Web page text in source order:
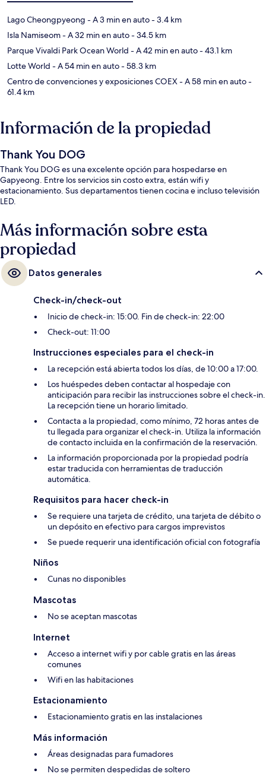
Lago Cheongpyeong - A 3 min en auto- 3.4 km
Isla Namiseom- A 32 min en auto- 34.5 km
Parque Vivaldi Park Ocean World - A 42 min en auto- 43.1 km
Lotte World - A 54 min en auto- 58.3 km
Centro de convenciones y exposiciones COEX- A 58 min en auto-
61.4 km
Información de la propiedad
Thank You DOG
Thank You DOG es una excelente opción para hospedarse en
Gapyeong. Entre los servicios sin costo extra, están wifi y
estacionamiento. Sus departamentos tienen cocina e incluso televisión
LED.
Más información sobre esta
propiedad
Datos generales
Check-in/check-out
Inicio de check-in: 15:00. Fin de check-in: 22:00
Check-out: 11:00
Instrucciones especiales para el check-in
La recepción está abierta todos los días, de 10:00 a 17:00.
Los huéspedes deben contactar al hospedaje con
anticipación para recibir las instrucciones sobre el check-in.
La recepción tiene un horario limitado.
Contacta a la propiedad, como mínimo, 72 horas antes de
tu llegada para organizar el check-in. Utiliza la información
de contacto incluida en la confirmación de la reservación.
La información proporcionada por la propiedad podría
estar traducida con herramientas de traducción
automática.
Requisitos para hacer check-in
Se requiere una tarjeta de crédito, una tarjeta de débito o
un depósito en efectivo para cargos imprevistos
Se puede requerir una identificación oficial con fotografía
Niños
Cunas no disponibles
Mascotas
No se aceptan mascotas
Internet
Acceso a internet wifi y por cable gratis en las áreas
comunes
Wifi en las habitaciones
Estacionamiento
Estacionamiento gratis en las instalaciones
Más información
Áreas designadas para fumadores
No se permiten despedidas de soltero